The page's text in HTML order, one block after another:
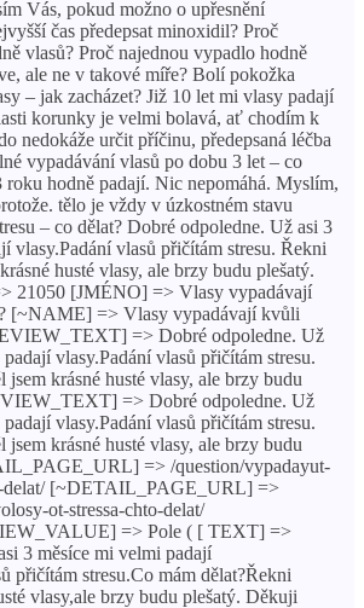
Vás, pokud možno o upřesnění
čas předepsat minoxidil? Proč
vlasů? Proč najednou vypadlo hodně
ale ne v takové míře? Bolí pokožka
– jak zacházet? Již 10 let mi vlasy padají
korunky je velmi bolavá, ať chodím k
nedokáže určit příčinu, předepsaná léčba
vypadávání vlasů po dobu 3 let – co
roku hodně padají. Nic nepomáhá. Myslím,
tělo je vždy v úzkostném stavu
– co dělat? Dobré odpoledne. Už asi 3
vlasy.Padání vlasů přičítám stresu. Řekni
husté vlasy, ale brzy budu plešatý.
21050 [JMÉNO] => Vlasy vypadávají
[~NAME] => Vlasy vypadávají kvůli
=> Dobré odpoledne. Už
vlasy.Padání vlasů přičítám stresu.
krásné husté vlasy, ale brzy budu
=> Dobré odpoledne. Už
vlasy.Padání vlasů přičítám stresu.
krásné husté vlasy, ale brzy budu
=> /question/vypadayut-
delat/ [~DETAIL_PAGE_URL] =>
ot-stressa-chto-delat/
=> Pole ( [ TEXT] =>
3 měsíce mi velmi padají
přičítám stresu.Co mám dělat?Řekni
vlasy,ale brzy budu plešatý. Děkuji